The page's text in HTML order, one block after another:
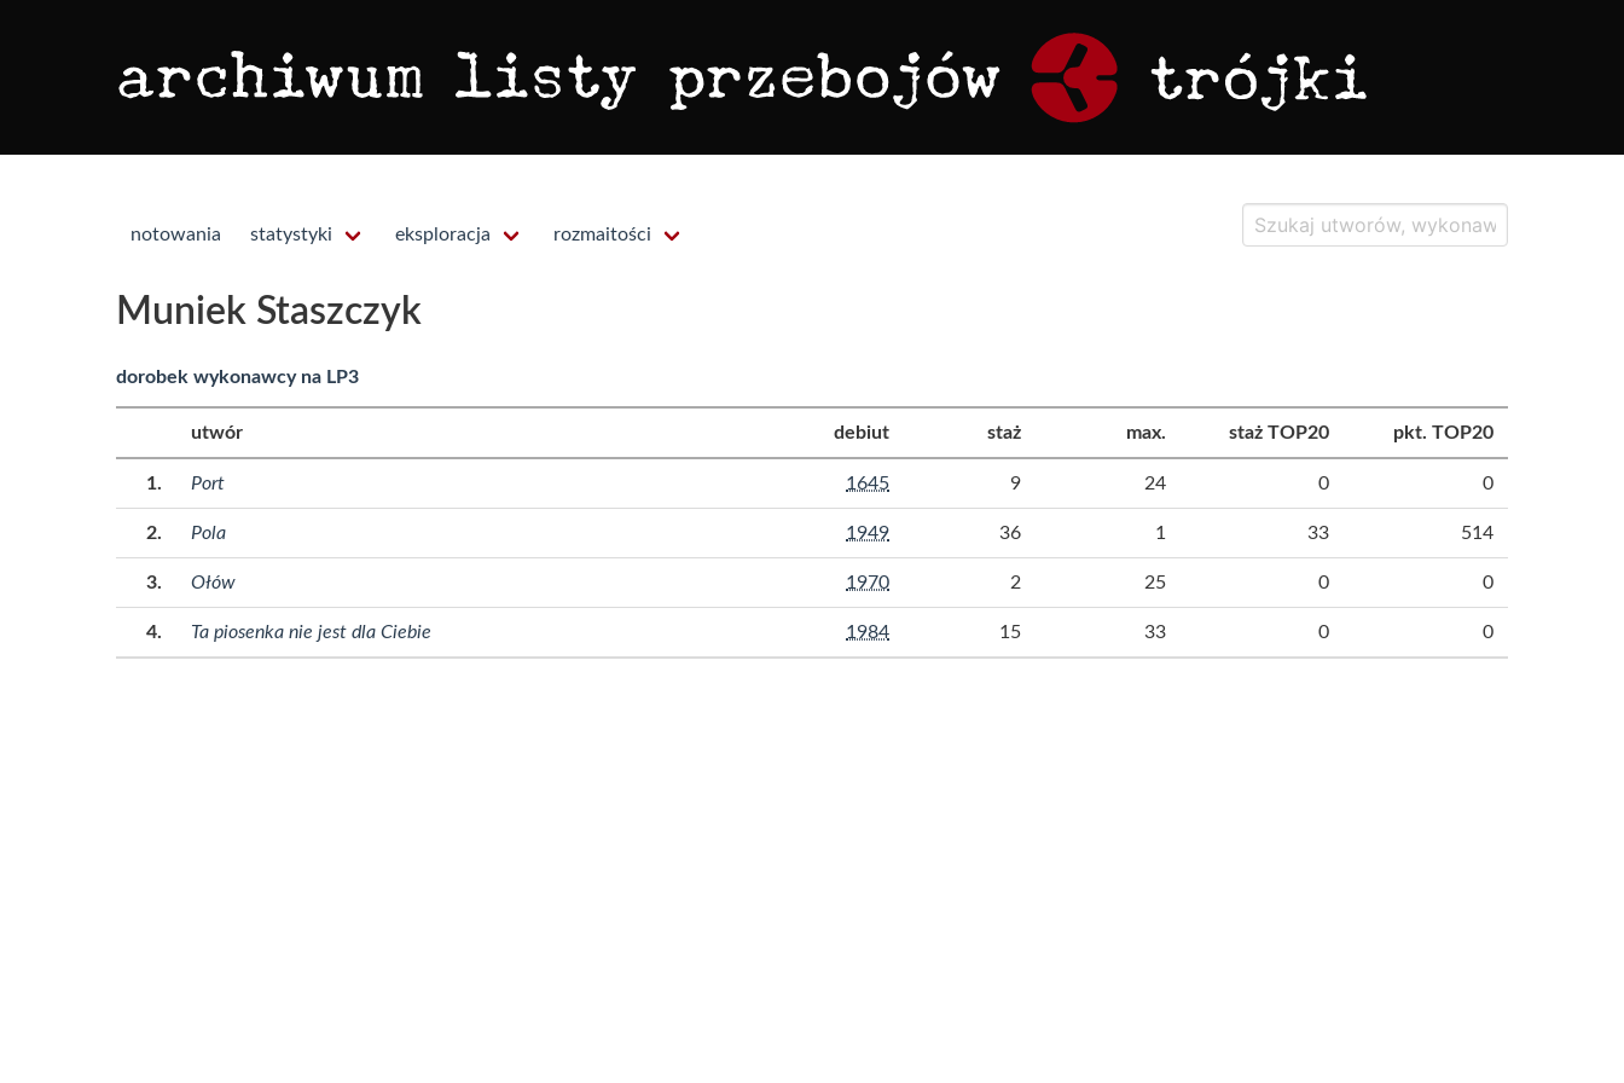
notowania statystyki eksploracja rozmaitości
Muniek Staszczyk
dorobek wykonawcy na LP3
utwór debiut staż max. staż TOP20 pkt. TOP20
Port 1645 9 24 0 0
Pola 1949 36 1 33 514
Ołów 1970 2 25 0 0
Ta piosenka nie jest dla Ciebie 1984 15 33 0 0